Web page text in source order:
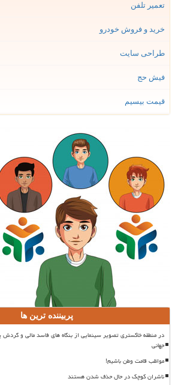
تعمیر تلفن
خرید و فروش خودرو
طراحی سایت
فیش حج
قیمت بیسیم
پربیننده ترین ها
در منطقه خاکستری تصویر سینمایی از بنگاه های فاسد مالی و
جهانی
مواظب قامت وطن باشیم!
ناشران کوچک در حال حذف شدن هستند